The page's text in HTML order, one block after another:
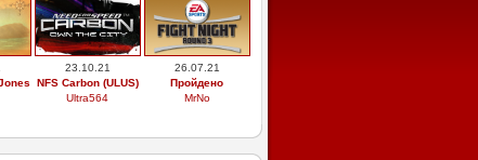
23.10.21
NFS Carbon (ULUS)
Ultra564
26.07.21
Пройдено
MrNo